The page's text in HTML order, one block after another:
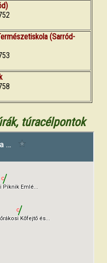
(Sarród-
túracélpontok